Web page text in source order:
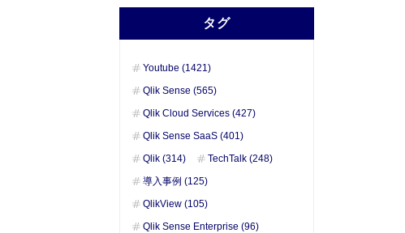
タグ
Youtube (1421)
Qlik Sense (565)
Qlik Cloud Services (427)
Qlik Sense SaaS (401)
Qlik (314)
TechTalk (248)
導入事例 (125)
QlikView (105)
Qlik Sense Enterprise (96)